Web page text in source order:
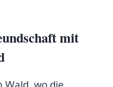
mit